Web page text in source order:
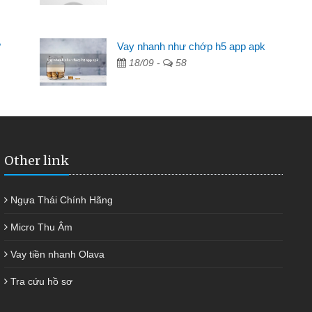
nhiều lúc cần vốn nhập
bè giới thiệu tôi đã giải
nhanh chóng
được thôi. Cảm
Vay nhanh như chớp h5 app apk
18/09 - 58
Other link
Ngựa Thái Chính Hãng
Micro Thu Âm
Vay tiền nhanh Olava
Tra cứu hồ sơ